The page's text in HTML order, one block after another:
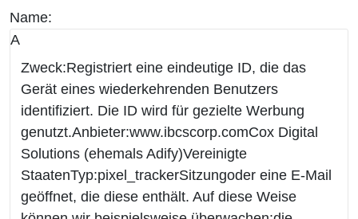
Name:
A
Zweck:Registriert eine eindeutige ID, die das
Gerät eines wiederkehrenden Benutzers
identifiziert. Die ID wird für gezielte Werbung
genutzt.Anbieter:www.ibcscorp.comCox Digital
Solutions (ehemals Adify)Vereinigte
StaatenTyp:pixel_trackerSitzungoder eine E-Mail
geöffnet, die diese enthält. Auf diese Weise